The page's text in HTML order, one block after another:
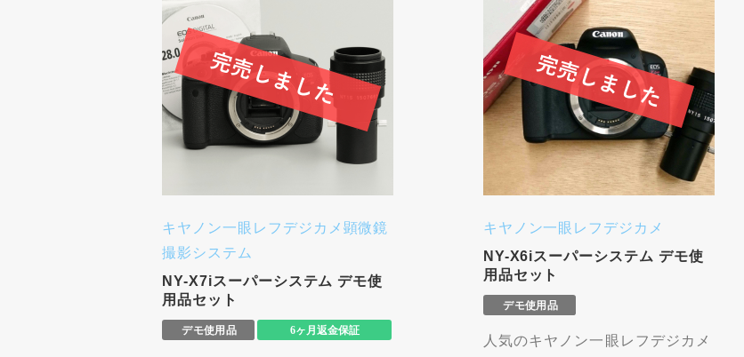
キヤノン一眼レフデジカメ顕微鏡
撮影システム
NY-X7iスーパーシステム デモ使
用品セット
キヤノン一眼レフデジカメ
NY-X6iスーパーシステム デモ使
用品セット
人気のキヤノン一眼レフデジカメ